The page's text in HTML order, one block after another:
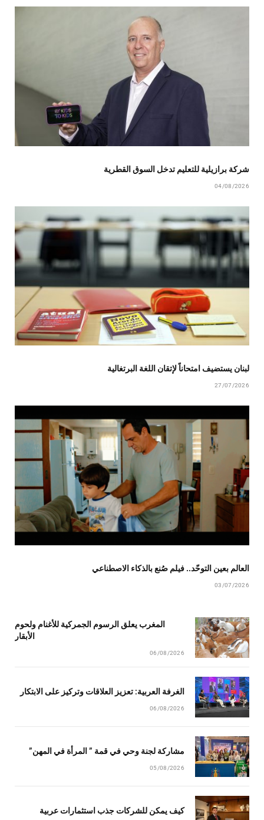
شركة برازيلية للتعليم تدخل السوق القطرية
04/08/2026
لبنان يستضيف امتحاناً لإتقان اللغة البرتغالية
27/07/2026
العالم بعين التوحّد.. فيلم صُنع بالذكاء الاصطناعي
03/07/2026
المغرب يعلق الرسوم الجمركية للأغنام ولحوم
الأبقار
06/08/2026
الغرفة العربية: تعزيز العلاقات وتركيز على الابتكار
06/08/2026
مشاركة لجنة وحي في قمة ” المرأة في المهن”
05/08/2026
كيف يمكن للشركات جذب استثمارات عربية